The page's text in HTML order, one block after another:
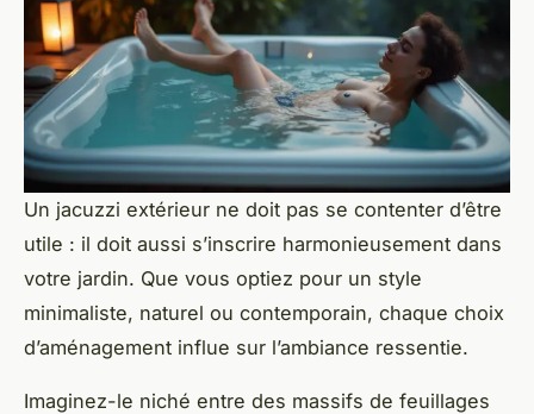
Un jacuzzi extérieur ne doit pas se contenter d’être
utile : il doit aussi s’inscrire harmonieusement dans
votre jardin. Que vous optiez pour un style
minimaliste, naturel ou contemporain, chaque choix
d’aménagement influe sur l’ambiance ressentie.
Imaginez-le niché entre des massifs de feuillages